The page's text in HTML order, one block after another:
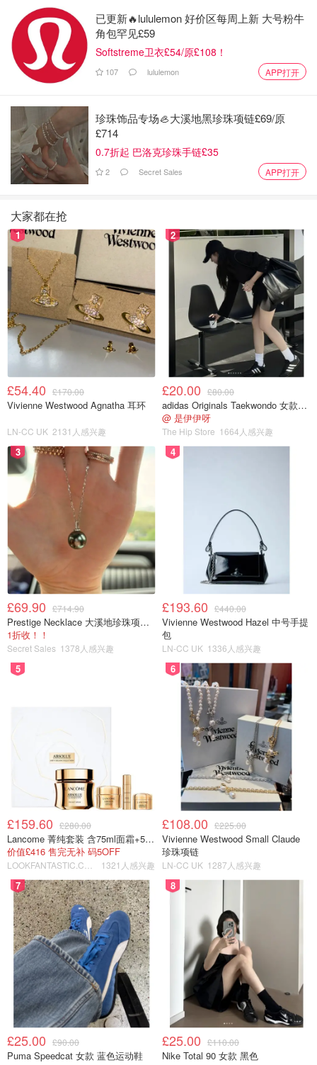
已更新🔥lululemon 好价区每周上新 大号粉牛
角包罕见£59
Softstreme卫衣£54/原£108！
107 lululemon APP打开
珍珠饰品专场🦪大溪地黑珍珠项链£69/原
£714
0.7折起 巴洛克珍珠手链£35
2 Secret Sales APP打开
大家都在抢
1
£54.40 £170.00
Vivienne Westwood Agnatha 耳环
LN-CC UK 2131人感兴趣
2
£20.00 £80.00
adidas Originals Taekwondo 女款黑色运动鞋
@ 是伊伊呀
The Hip Store 1664人感兴趣
3
£69.90 £714.90
Prestige Necklace 大溪地珍珠项链 10-11mm
1折收！！
Secret Sales 1378人感兴趣
4
£193.60 £440.00
Vivienne Westwood Hazel 中号手提
包
LN-CC UK 1336人感兴趣
5
£159.60 £280.00
Lancome 菁纯套装 含75ml面霜+5ml精华+5ml眼霜
价值£416 售完无补 码5OFF
1321人感兴趣
6
£108.00 £225.00
Vivienne Westwood Small Claude
珍珠项链
LN-CC UK 1287人感兴趣
7
£25.00 £90.00
Puma Speedcat 女款 蓝色运动鞋
8
£25.00 £110.00
Nike Total 90 女款 黑色